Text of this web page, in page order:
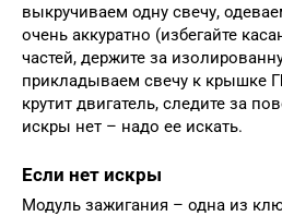
выкручиваем одну свечу,
очень аккуратно (избегайте
частей, держите за
прикладываем свечу к крышке
крутит двигатель, следите за
искры нет – надо ее искать.
Если нет искры
Модуль зажигания – одна из